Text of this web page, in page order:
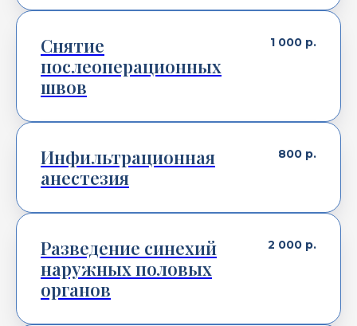
Снятие
послеоперационных
швов
1 000 р.
Инфильтрационная
анестезия
800 р.
Разведение синехий
наружных половых
органов
2 000 р.